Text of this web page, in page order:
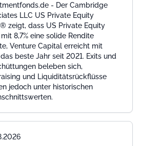
- Der Cambridge
LLC US Private Equity
zeigt, dass US Private Equity
8,7% eine solide Rendite
Venture Capital erreicht mit
das beste Jahr seit 2021. Exits und
beleben sich,
und Liquiditätsrückflüsse
jedoch unter historischen